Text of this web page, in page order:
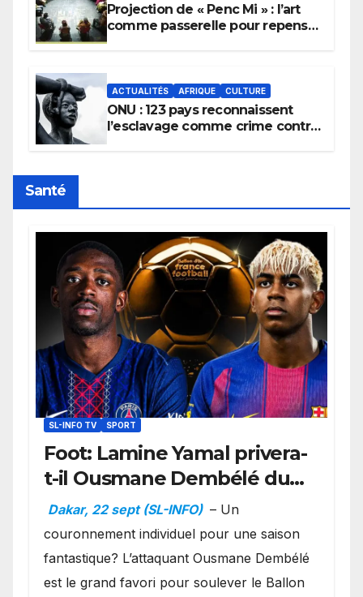
Projection de « Penc Mi » : l’art
comme passerelle pour repenser
ACTUALITÉS AFRIQUE CULTURE
ONU : 123 pays reconnaissent
l’esclavage comme crime contre
Santé
SL-INFO TV SPORT
Foot: Lamine Yamal privera-
t-il Ousmane Dembélé du
Ballon d’or ?
Dakar, 22 sept (SL-INFO) – Un
couronnement individuel pour une saison
fantastique? L’attaquant Ousmane Dembélé
est le grand favori pour soulever le Ballon